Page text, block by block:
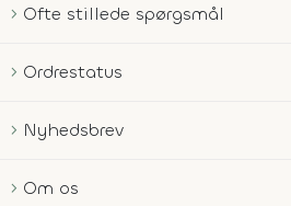
Ofte stillede spørgsmål
Ordrestatus
Nyhedsbrev
Om os